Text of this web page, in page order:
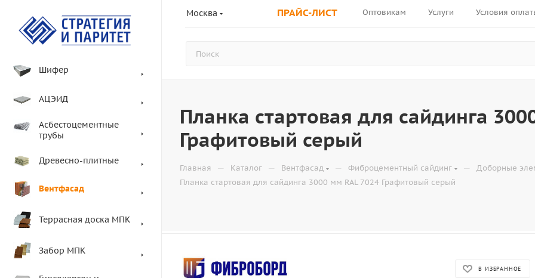
Москва ПРАЙС-ЛИСТ Оптовикам Услуги Условия
Шифер
АЦЭИД
Асбестоцементные
трубы
Древесно-плитные
Вентфасад
Террасная доска МПК
Забор МПК
Планка стартовая для сайдинга
Графитовый серый
Главная — Каталог — Вентфасад — Фиброцементный сайдинг — Доборные
Планка стартовая для сайдинга 3000 мм RAL 7024 Графитовый серый
В ИЗБРАННОЕ